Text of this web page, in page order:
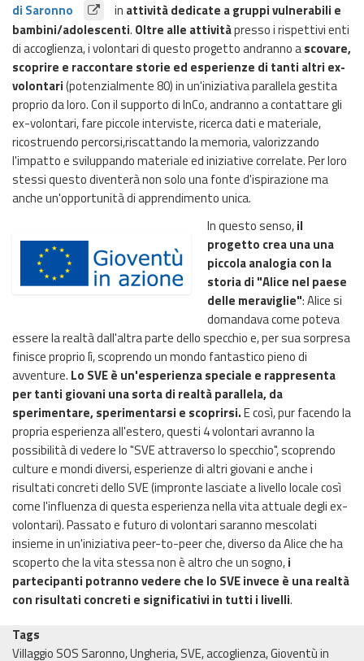
di Saronno
in attività dedicate a gruppi vulnerabili e
bambini/adolescenti. Oltre alle attivitàpresso i rispettivi enti
di accoglienza, i volontari di questo progetto andranno ascovare,
scoprire e raccontare storie ed esperienze di tanti altri ex-
volontari(potenzialmente 80) in un'iniziativa parallela gestita
proprio da loro. Con il supporto di InCo, andranno a contattare gli
ex-volontari, fare piccole interviste, ricerca dati e materiale,
ricostruendo percorsi,riscattando la memoria, valorizzando
l'impatto e sviluppando materiale ed iniziative correlate. Per loro
stessi questo diventerà non solo una fonte d'ispirazione ma
anche un'opportunità di apprendimento unica.
In questo senso,il
progetto crea una una
piccola analogia con la
storia di "Alice nel paese
delle meraviglie": Alice si
domandava come poteva
essere la realtà dall'altra parte dello specchio e, per sua sorpresa
finisce proprio lì, scoprendo un mondo fantastico pieno di
avventure. Lo SVE è un'esperienza speciale e rappresenta
per tanti giovani una sorta di realtà parallela, da
sperimentare, sperimentarsi e scoprirsi.E così, pur facendo la
propria esperienza all'estero, questi 4 volontari avranno la
possibilità di vedere lo "SVE attraverso lo specchio", scoprendo
culture e mondi diversi, esperienze di altri giovani e anche i
risultati concreti dello SVE (impronte lasciate a livello locale così
come l'influenza di questa esperienza nella vita attuale degli ex-
volontari). Passato e futuro di volontari saranno mescolati
insieme in un'iniziativa peer-to-peer che, diverso da Alice che ha
scoperto che la vita stessa non è altro che un sogno,i
partecipanti potranno vedere che lo SVE invece è una realtà
con risultati concreti e significativi in tutti i livelli.
Tags
Villaggio SOS Saronno, Ungheria, SVE, accoglienza, Gioventù in